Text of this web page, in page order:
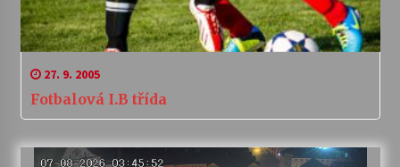
27. 9. 2005
Fotbalová I.B třída